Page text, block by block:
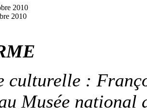
2010
2010
culturelle :
Musée national